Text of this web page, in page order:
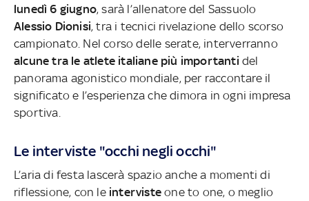
lunedì 6 giugno, sarà l’allenatore del Sassuolo
Alessio Dionisi, tra i tecnici rivelazione dello scorso
campionato. Nel corso delle serate, interverranno
alcune tra le atlete italiane più importanti del
panorama agonistico mondiale, per raccontare il
significato e l’esperienza che dimora in ogni impresa
sportiva.
Le interviste "occhi negli occhi"
L’aria di festa lascerà spazio anche a momenti di
riflessione, con le intervisteone to one, o meglio